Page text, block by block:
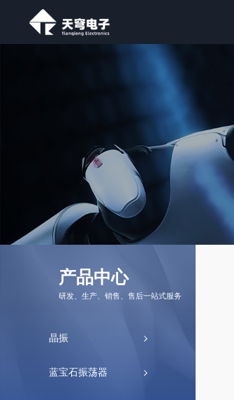
产品中心
研发、生产、销售、售后一站式服务
晶振
蓝宝石振荡器